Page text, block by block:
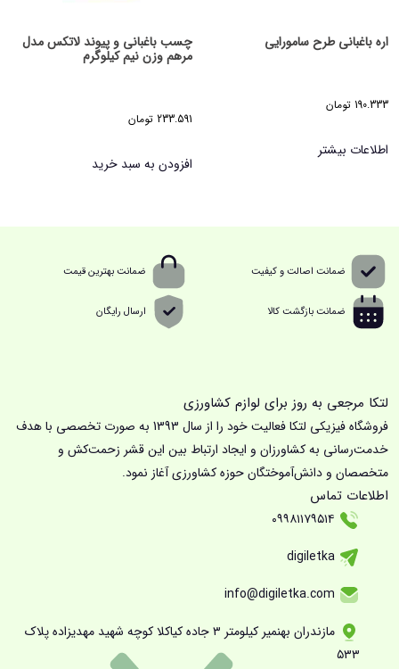
اره باغبانی طرح سامورایی
190.333 تومان
اطلاعات بیشتر
چسب باغبانی و پیوند لاتکس مدل
مرهم وزن نیم کیلوگرم
233.591 تومان
افزودن به سبد خرید
ضمانت اصالت و کیفیت ضمانت بهترین قیمت
ضمانت بازگشت کالا ارسال رایگان
لتکا مرجعی به روز برای لوازم کشاورزی
فروشگاه فیزیکی لتکا فعالیت خود را از سال 1393 به صورت تخصصی با هدف
خدمت‌رسانی به کشاورزان و ایجاد ارتباط بین این قشر زحمت‌کش و
متخصصان و دانش‌آموختگان حوزه کشاورزی آغاز نمود.
اطلاعات تماس
مازندران بهنمیر کیلومتر ۳ جاده کیاکلا کوچه شهید مهدیزاده پلاک
۵۳۳